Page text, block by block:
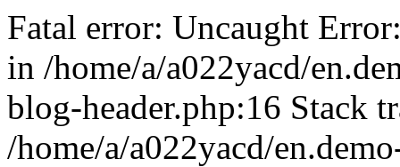
Fatal error: Uncaught
in /home/a/a022yacd/
blog-header.php:16 Stack
/home/a/a022yacd/